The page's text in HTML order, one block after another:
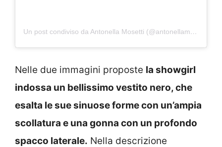
Un post condiviso da Antonella Mosetti (@antonellamosetti)
Nelle due immagini proposte la showgirl
indossa un bellissimo vestito nero, che
esalta le sue sinuose forme con un’ampia
scollatura e una gonna con un profondo
spacco laterale. Nella descrizione